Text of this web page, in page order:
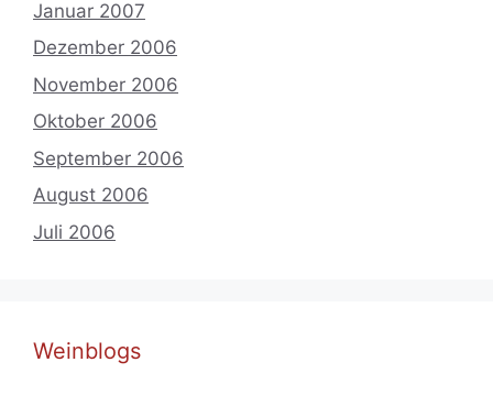
Januar 2007
Dezember 2006
November 2006
Oktober 2006
September 2006
August 2006
Juli 2006
Weinblogs